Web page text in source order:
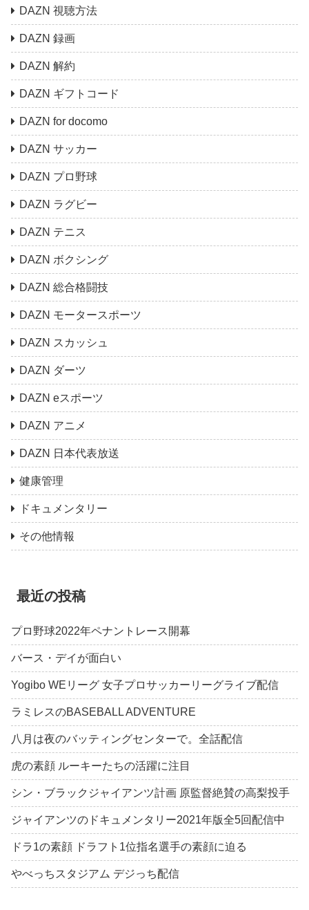
DAZN 視聴方法
DAZN 録画
DAZN 解約
DAZN ギフトコード
DAZN for docomo
DAZN サッカー
DAZN プロ野球
DAZN ラグビー
DAZN テニス
DAZN ボクシング
DAZN 総合格闘技
DAZN モータースポーツ
DAZN スカッシュ
DAZN ダーツ
DAZN eスポーツ
DAZN アニメ
DAZN 日本代表放送
健康管理
ドキュメンタリー
その他情報
最近の投稿
プロ野球2022年ペナントレース開幕
バース・デイが面白い
Yogibo WEリーグ 女子プロサッカーリーグライブ配信
ラミレスのBASEBALL ADVENTURE
八月は夜のバッティングセンターで。全話配信
虎の素顔 ルーキーたちの活躍に注目
シン・ブラックジャイアンツ計画 原監督絶賛の高梨投手
ジャイアンツのドキュメンタリー2021年版全5回配信中
ドラ1の素顔 ドラフト1位指名選手の素顔に迫る
やべっちスタジアム デジっち配信